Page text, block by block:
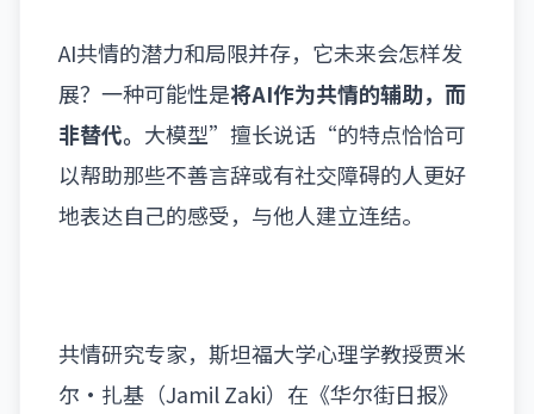
AI共情的潜力和局限并存，它未来会怎样发
展？一种可能性是将AI作为共情的辅助，而
非替代。 大模型”擅长说话“的特点恰恰可
以帮助那些不善言辞或有社交障碍的人更好
地表达自己的感受，与他人建立连结。
共情研究专家，斯坦福大学心理学教授贾米
尔·扎基 （Jamil Zaki） 在《华尔街日报》